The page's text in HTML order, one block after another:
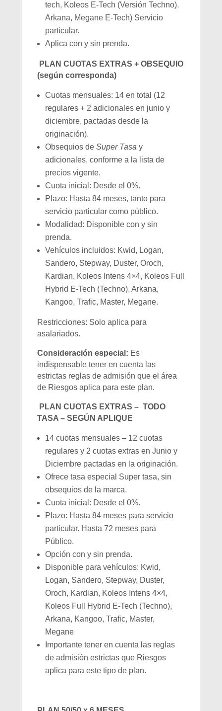
tech, Koleos E-Tech (Versión Techno),
Arkana, Megane E-Tech) Servicio
particular.
Aplica con y sin prenda.
PLAN CUOTAS EXTRAS + OBSEQUIO
(según corresponda)
Cuotas mensuales: 14 en total (12
regulares + 2 adicionales en junio y
diciembre, pactadas desde la
originación).
Obsequios de Super Tasa y
adicionales, conforme a la lista de
precios vigente.
Cuota inicial: Desde el 0%.
Plazo: Hasta 84 meses, tanto para
servicio particular como público.
Modalidad: Disponible con y sin
prenda.
Vehículos incluidos: Kwid, Logan,
Sandero, Stepway, Duster, Oroch,
Kardian, Koleos Intens 4×4, Koleos Full
Hybrid E-Tech (Techno), Arkana,
Kangoo, Trafic, Master, Megane.
Restricciones: Solo aplica para
asalariados.
Consideración especial: Es
indispensable tener en cuenta las
estrictas reglas de admisión que el área
de Riesgos aplica para este plan.
PLAN CUOTAS EXTRAS – TODO
TASA – SEGÚN APLIQUE
14 cuotas mensuales – 12 cuotas
regulares y 2 cuotas extras en Junio y
Diciembre pactadas en la originación.
Ofrece tasa especial Super tasa, sin
obsequios de la marca.
Cuota inicial: Desde el 0%.
Plazo: Hasta 84 meses para servicio
particular. Hasta 72 meses para
Público.
Opción con y sin prenda.
Disponible para vehículos: Kwid,
Logan, Sandero, Stepway, Duster,
Oroch, Kardian, Koleos Intens 4×4,
Koleos Full Hybrid E-Tech (Techno),
Arkana, Kangoo, Trafic, Master,
Megane
Importante tener en cuenta las reglas
de admisión estrictas que Riesgos
aplica para este tipo de plan.